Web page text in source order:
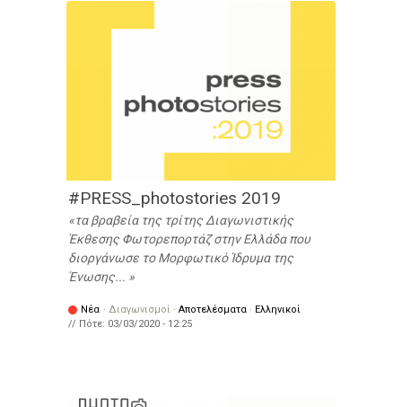
#PRESS_photostories 2019
τα βραβεία της τρίτης Διαγωνιστικής
Έκθεσης Φωτορεπορτάζ στην Ελλάδα που
διοργάνωσε το Μορφωτικό Ίδρυμα της
Ένωσης...
Νέα · Διαγωνισμοί · Αποτελέσματα · Ελληνικοί
// Πότε: 03/03/2020 - 12:25